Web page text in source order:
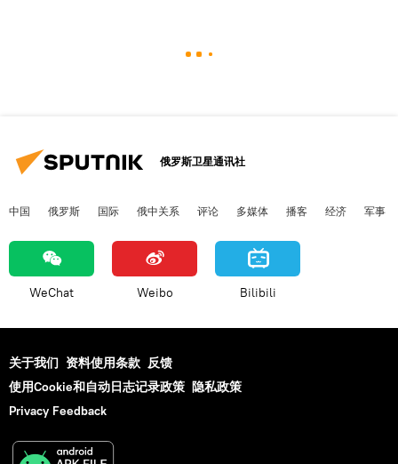
俄罗斯卫星通讯社
中国 俄罗斯 国际 俄中关系 评论 多媒体 播客 经济 军事
WeChat Weibo Bilibili
关于我们 资料使用条款 反馈
使用Cookie和自动日志记录政策 隐私政策
Privacy Feedback